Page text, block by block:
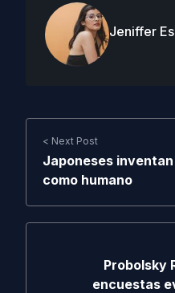
Jeniffer
< Next Post
Japoneses
como humano
Probolsky
encuestas